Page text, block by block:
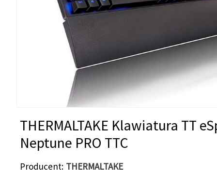
THERMALTAKE Klawiatura TT
Neptune PRO TTC
Producent THERMALTAKE